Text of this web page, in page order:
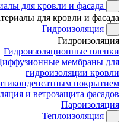
для кровли и фасада
для кровли и фасада
Гидроизоляция
Гидроизоляция
Гидроизоляционные пленки
мембраны для
гидроизоляции кровли
покрытием
и ветрозащита фасадов
Пароизоляция
Теплоизоляция